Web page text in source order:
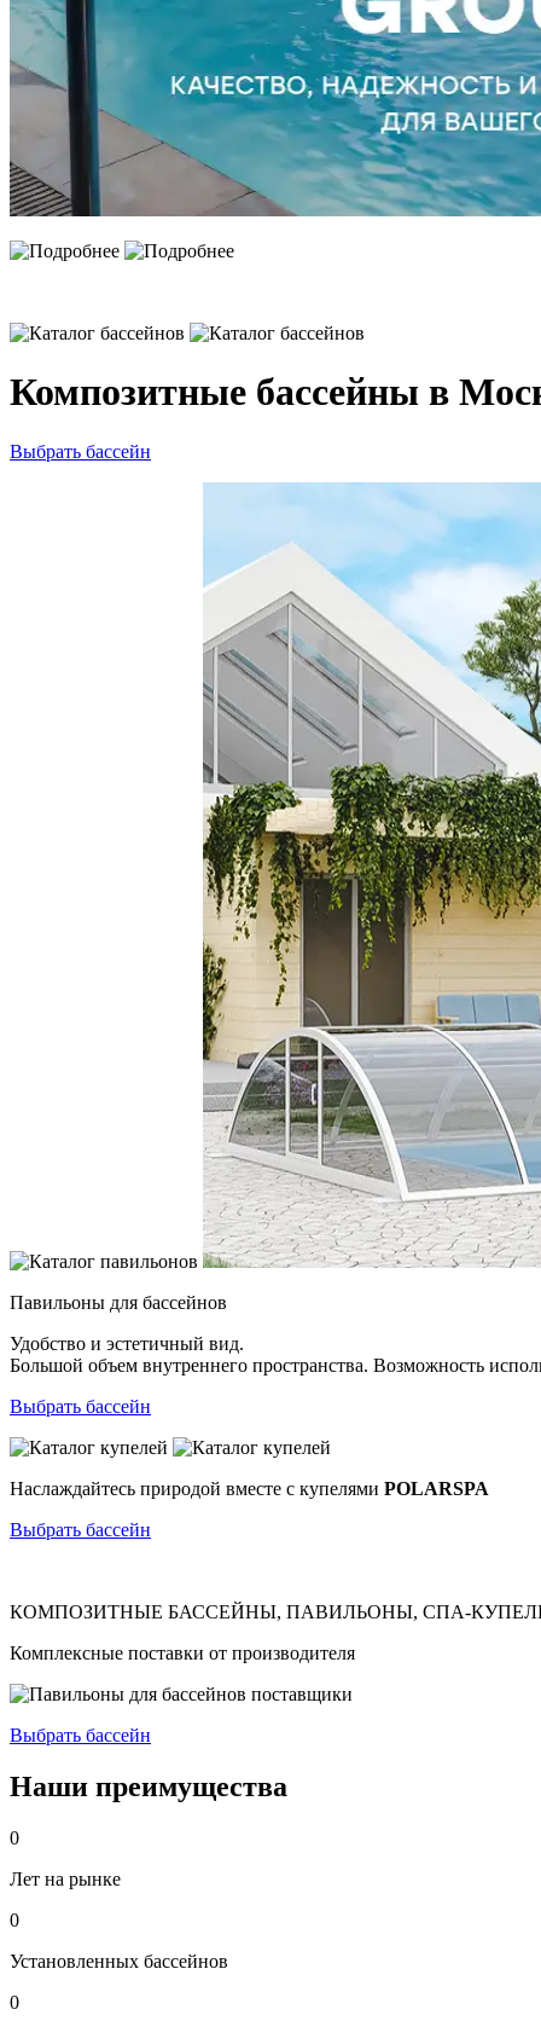
Композитные бассейны в
Выбрать бассейн
Павильоны для бассейнов
Удобство и эстетичный вид.
Большой объем внутреннего пространства. Возможность
Выбрать бассейн
Наслаждайтесь природой вместе с купелями POLARSPA
Выбрать бассейн
КОМПОЗИТНЫЕ БАССЕЙНЫ, ПАВИЛЬОНЫ, СПА-
Комплексные поставки от производителя
Выбрать бассейн
Наши преимущества
0
Лет на рынке
0
Установленных бассейнов
0